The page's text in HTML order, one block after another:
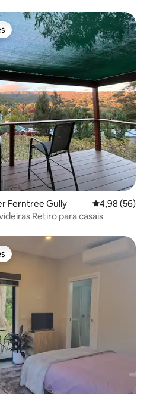
dos hóspedes
Ferntree Gully 4,98 de uma
4,98 (56)
Retiro para casais
dos hóspedes